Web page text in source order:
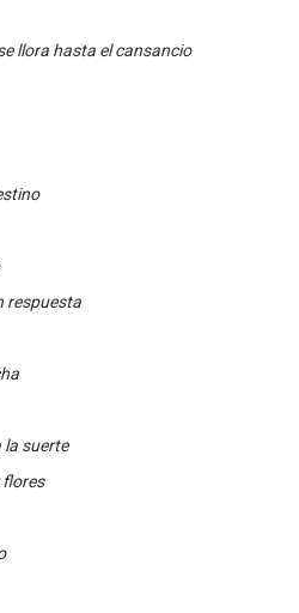
llora hasta el cansancio
respuesta
suerte
flores